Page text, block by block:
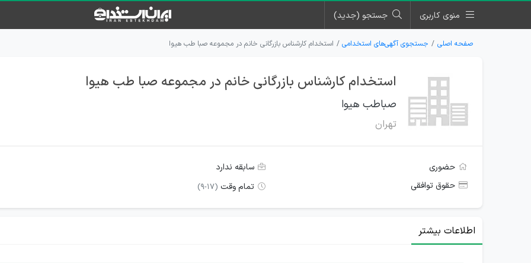
منوی کاربری جستجو (جدید)
صفحه اصلی جستجوی آگهی‌های استخدامی استخدام کارشناس بازرگانی خانم در مجموعه صبا طب هیوا
استخدام کارشناس بازرگانی خانم در مجموعه صبا طب هیوا
صباطب هیوا
تهران
حضوری
سابقه ندارد
حقوق توافقی
تمام وقت (9-17)
اطلاعات بیشتر